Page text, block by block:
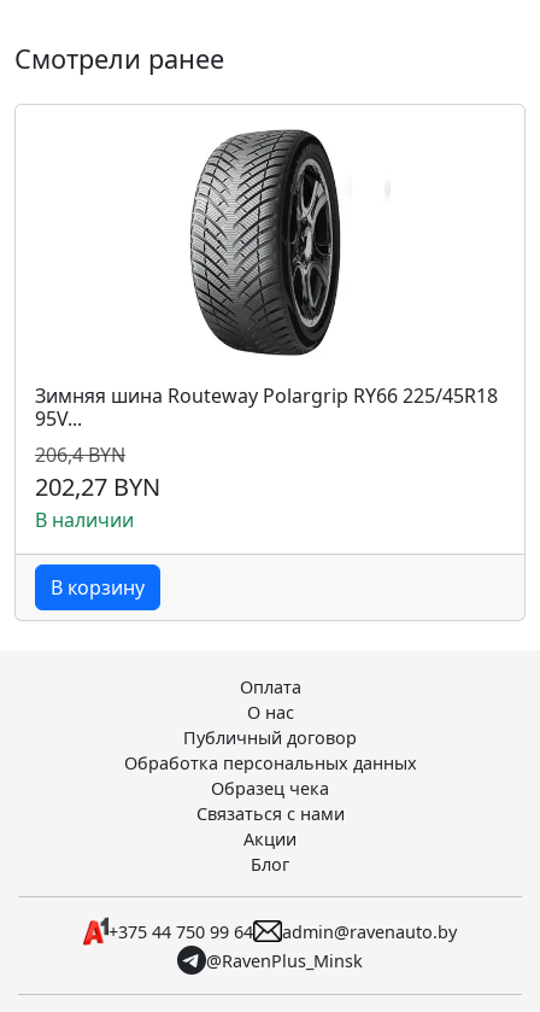
Смотрели ранее
Зимняя шина Routeway Polargrip RY66 225/45R18
95V...
206,4 BYN
202,27 BYN
В наличии
В корзину
Оплата
О нас
Публичный договор
Обработка персональных данных
Образец чека
Связаться с нами
Акции
Блог
+375 44 750 99 64
admin@ravenauto.by
@RavenPlus_Minsk